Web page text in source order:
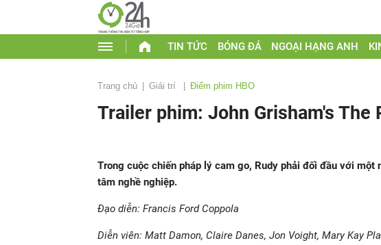
TIN TỨC BÓNG ĐÁ NGOẠI HẠNG ANH
Trang chủ Giải trí Điểm phim HBO
Trailer phim: John Grisham's The
Trong cuộc chiến pháp lý cam go, Rudy phải đối đầu với
tâm nghề nghiệp.
Đạo diễn: Francis Ford Coppola
Diễn viên: Matt Damon, Claire Danes, Jon Voight, Mary Kay